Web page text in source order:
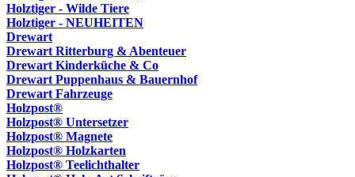
Holztiger - Wilde Tiere
Holztiger - NEUHEITEN
Drewart
Drewart Ritterburg & Abenteuer
Drewart Kinderküche & Co
Drewart Puppenhaus & Bauernhof
Drewart Fahrzeuge
Holzpost®
Holzpost® Untersetzer
Holzpost® Magnete
Holzpost® Holzkarten
Holzpost® Teelichthalter